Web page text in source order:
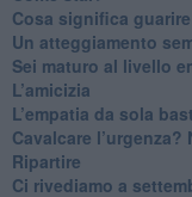
Cosa significa
​Un atteggiamento
​Sei maturo al livello
​L’amicizia
​L’empatia da sola
​Cavalcare l’urgenza?
Ripartire
​Ci rivediamo a